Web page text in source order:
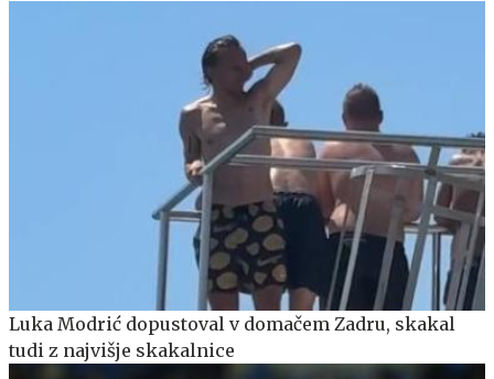
Luka Modrić dopustoval v domačem Zadru, skakal
tudi z najvišje skakalnice